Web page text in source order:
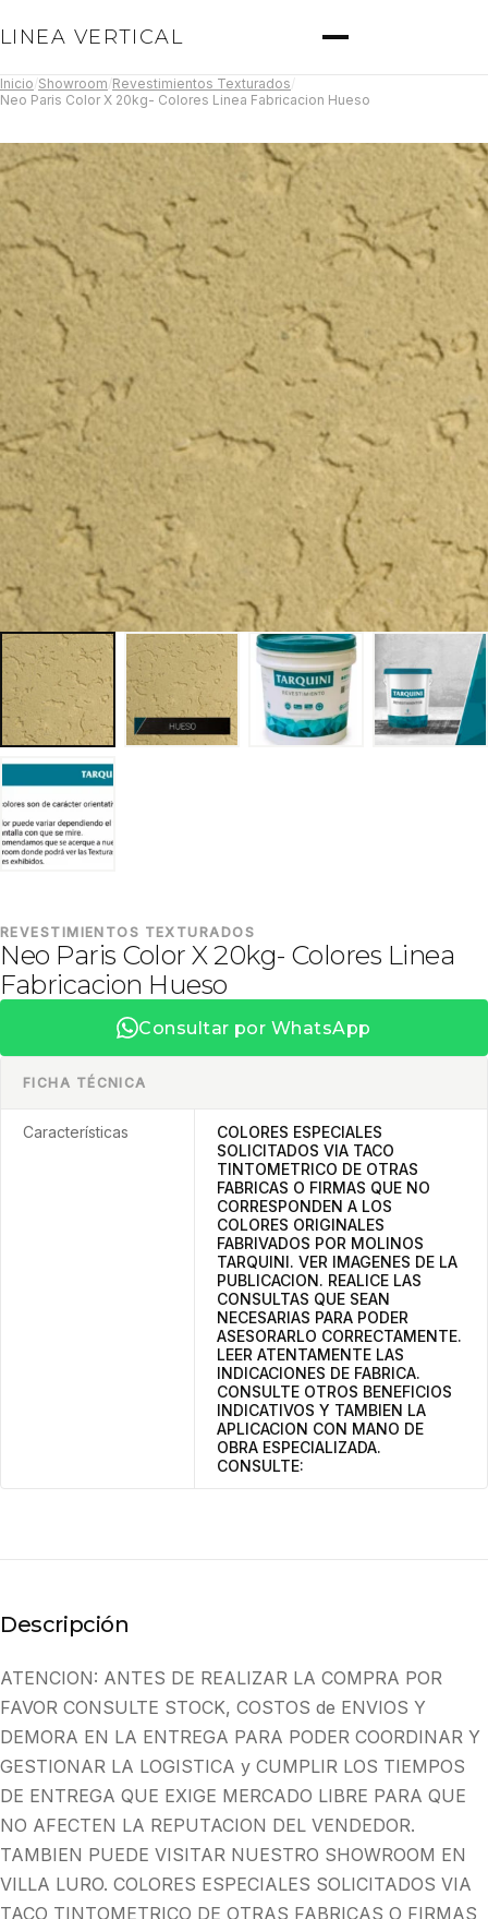
LINEA VERTICAL
Inicio Showroom Revestimientos Texturados
Neo Paris Color X 20kg- Colores Linea Fabricacion Hueso
REVESTIMIENTOS TEXTURADOS
Neo Paris Color X 20kg- Colores Linea
Fabricacion Hueso
Consultar por WhatsApp
FICHA TÉCNICA
Características
COLORES ESPECIALES
SOLICITADOS VIA TACO
TINTOMETRICO DE OTRAS
FABRICAS O FIRMAS QUE NO
CORRESPONDEN A LOS
COLORES ORIGINALES
FABRIVADOS POR MOLINOS
TARQUINI. VER IMAGENES DE LA
PUBLICACION. REALICE LAS
CONSULTAS QUE SEAN
NECESARIAS PARA PODER
ASESORARLO CORRECTAMENTE.
LEER ATENTAMENTE LAS
INDICACIONES DE FABRICA.
CONSULTE OTROS BENEFICIOS
INDICATIVOS Y TAMBIEN LA
APLICACION CON MANO DE
OBRA ESPECIALIZADA.
CONSULTE:
Descripción
ATENCION: ANTES DE REALIZAR LA COMPRA POR
FAVOR CONSULTE STOCK, COSTOS de ENVIOS Y
DEMORA EN LA ENTREGA PARA PODER COORDINAR Y
GESTIONAR LA LOGISTICA y CUMPLIR LOS TIEMPOS
DE ENTREGA QUE EXIGE MERCADO LIBRE PARA QUE
NO AFECTEN LA REPUTACION DEL VENDEDOR.
TAMBIEN PUEDE VISITAR NUESTRO SHOWROOM EN
VILLA LURO. COLORES ESPECIALES SOLICITADOS VIA
TACO TINTOMETRICO DE OTRAS FABRICAS O FIRMAS